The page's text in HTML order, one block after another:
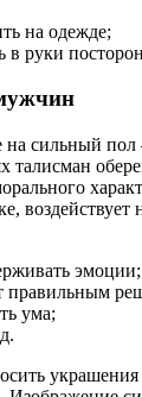
на одежде;
в руки
на сильный
талисман
эмоции;
правильным
ума;
украшения